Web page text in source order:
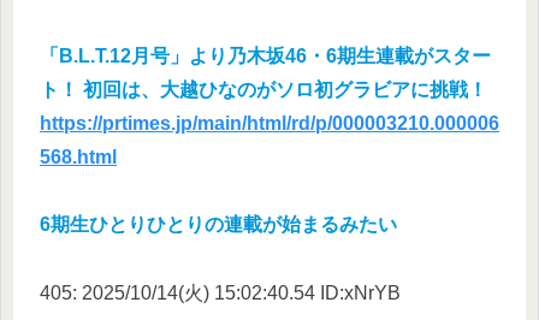
「B.L.T.12月号」より乃木坂46・6期生連載がスター
ト！ 初回は、大越ひなのがソロ初グラビアに挑戦！
https://prtimes.jp/main/html/rd/p/000003210.000006
568.html
6期生ひとりひとりの連載が始まるみたい
405: 2025/10/14(火) 15:02:40.54 ID:xNrYB